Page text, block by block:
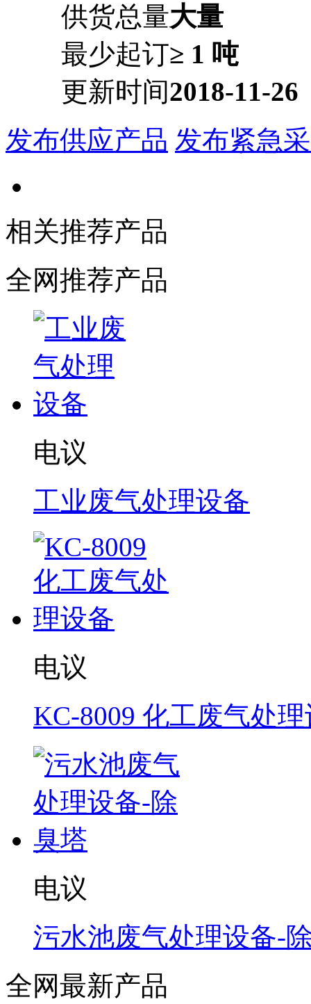
供货总量大量
最少起订≥ 1 吨
更新时间2018-11-26
发布供应产品 发布紧急
相关推荐产品
全网推荐产品
电议
工业废气处理设备
电议
KC-8009 化工废气处
电议
污水池废气处理设备-
全网最新产品